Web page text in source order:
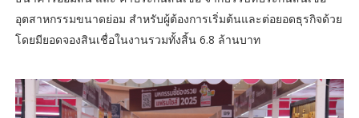
อุตสาหกรรมขนาดย่อม สำหรับผู้ต้องการเริ่มต้นและต่อยอดธุรกิจด้วย
โดยมียอดจองสินเชื่อในงานรวมทั้งสิ้น 6.8 ล้านบาท